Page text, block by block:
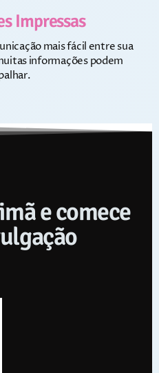
Impressas
mais fácil entre sua
informações podem
e comece